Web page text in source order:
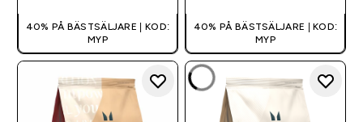
40% PÅ BÄSTSÄLJARE | KOD:
MYP
40% PÅ BÄSTSÄLJARE | KOD:
MYP